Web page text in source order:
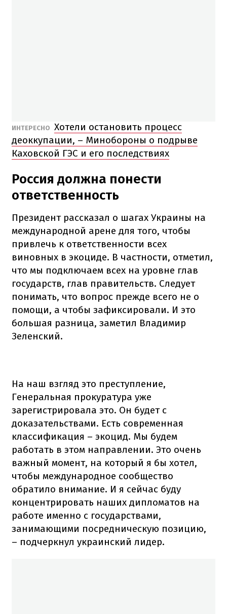
ИНТЕРЕСНО Хотели остановить процесс
деоккупации, – Минобороны о подрыве
Каховской ГЭС и его последствиях
Россия должна понести
ответственность
Президент рассказал о шагах Украины на
международной арене для того, чтобы
привлечь к ответственности всех
виновных в экоциде. В частности, отметил,
что мы подключаем всех на уровне глав
государств, глав правительств. Следует
понимать, что вопрос прежде всего не о
помощи, а чтобы зафиксировали. И это
большая разница, заметил Владимир
Зеленский.
На наш взгляд это преступление,
Генеральная прокуратура уже
зарегистрировала это. Он будет с
доказательствами. Есть современная
классификация – экоцид. Мы будем
работать в этом направлении. Это очень
важный момент, на который я бы хотел,
чтобы международное сообщество
обратило внимание. И я сейчас буду
концентрировать наших дипломатов на
работе именно с государствами,
занимающими посредническую позицию,
– подчеркнул украинский лидер.